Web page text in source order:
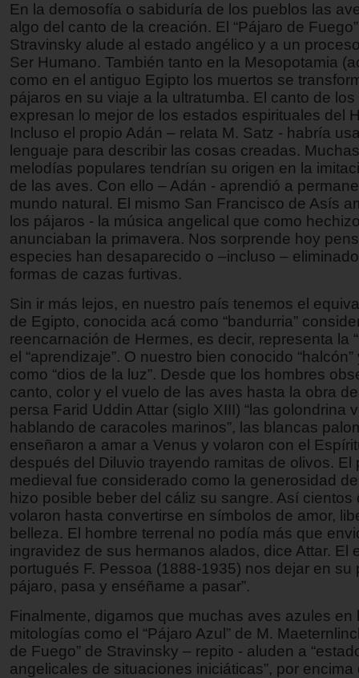
En la demosofía o sabiduría de los pueblos las
algo del canto de la creación. El “Pájaro de
Stravinsky alude al estado angélico y a un
Ser Humano. También tanto en la Mesopotamia
como en el antiguo Egipto los muertos se
pájaros en su viaje a la ultratumba. El canto de
expresan lo mejor de los estados espirituales del
Incluso el propio Adán – relata M. Satz - habría
lenguaje para describir las cosas creadas.
melodías populares tendrían su origen en la
de las aves. Con ello – Adán - aprendió a
mundo natural. El mismo San Francisco de Asís
los pájaros - la música angelical que como
anunciaban la primavera. Nos sorprende hoy
especies han desaparecido o –incluso –
formas de cazas furtivas.
Sin ir más lejos, en nuestro país tenemos el
de Egipto, conocida acá como “bandurria”
reencarnación de Hermes, es decir, representa la
el “aprendizaje”. O nuestro bien conocido
como “dios de la luz”. Desde que los hombres
canto, color y el vuelo de las aves hasta la obra
persa Farid Uddin Attar (siglo XIII) “las golondrina
hablando de caracoles marinos”, las blancas
enseñaron a amar a Venus y volaron con el
después del Diluvio trayendo ramitas de olivos. El
medieval fue considerado como la generosidad
hizo posible beber del cáliz su sangre. Así cientos
volaron hasta convertirse en símbolos de amor,
belleza. El hombre terrenal no podía más que
ingravidez de sus hermanos alados, dice Attar. El
portugués F. Pessoa (1888-1935) nos dejar en su
pájaro, pasa y enséñame a pasar”.
Finalmente, digamos que muchas aves azules en
mitologías como el “Pájaro Azul” de M.
de Fuego” de Stravinsky – repito - aluden a
angelicales de situaciones iniciáticas”, por encima